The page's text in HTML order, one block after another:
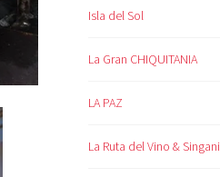
Isla del Sol
La Gran CHIQUITANIA
LA PAZ
La Ruta del Vino & Singani